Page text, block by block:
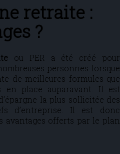
retraite :
?
ou PER a été créé pour
personnes lorsque
de meilleures formules que
en place auparavant. Il est
la plus sollicitée des
d’entreprise. Il est donc
offerts par le plan